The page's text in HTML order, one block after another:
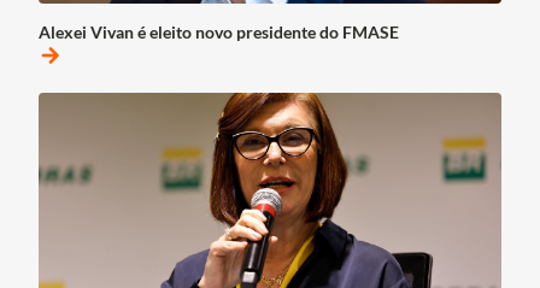
Alexei Vivan é eleito novo presidente do FMASE
arrow_forward